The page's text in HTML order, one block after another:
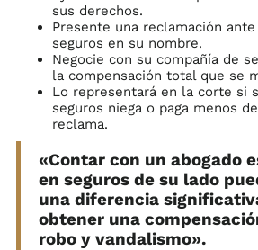
sus derechos.
Presente una reclamación
seguros en su nombre.
Negocie con su compañía de
la compensación total que se
Lo representará en la corte si
seguros niega o paga menos
reclama.
«Contar con un abogado
en seguros de su lado
una diferencia
obtener una
robo y vandalismo».